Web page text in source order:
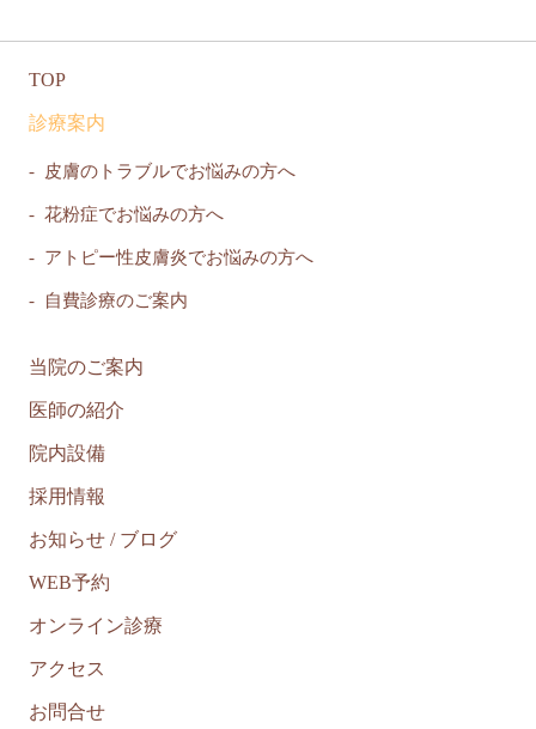
TOP
診療案内
皮膚のトラブルでお悩みの方へ
花粉症でお悩みの方へ
アトピー性皮膚炎でお悩みの方へ
自費診療のご案内
当院のご案内
医師の紹介
院内設備
採用情報
お知らせ / ブログ
WEB予約
オンライン診療
アクセス
お問合せ